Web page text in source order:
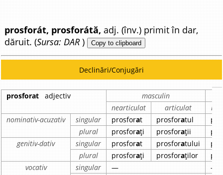
prosforát, prosforátă, adj. (înv.) primit în dar,
dăruit. (Sursa: DAR) Copy to clipboard
Declinări/Conjugări
prosforat adjectiv
masculin
nearticulat
articulat
nominativ-acuzativ
singular prosforat prosforatul
plural
prosforați prosforații
genitiv-dativ
singular prosforat prosforatului
plural
prosforați prosforaților
vocativ
singular —
—